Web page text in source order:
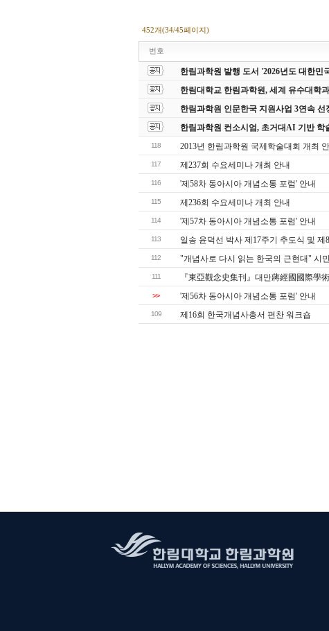
452개(34/45페이지)
번호
한림과학원 발행 도서 '2026년도 대한민
한림대학교 한림과학원, 세계 유수대학
한림과학원 인문한국 지원사업 3연속 선
한림과학원 컨소시엄, 초거대AI 기반 학
118 2013년 한림과학원 국제학술대회 개최
117 제237회 수요세미나 개최 안내
116 '제58차 동아시아 개념소통 포럼' 안내
115 제236회 수요세미나 개최 안내
114 '제57차 동아시아 개념소통 포럼' 안내
113 일송 윤덕선 박사 제17주기 추도식 및 제
112 "개념사로 다시 읽는 한국의 근현대" 시
111 『東亞觀念史集刊』대만蔣經國國際學
>> '제56차 동아시아 개념소통 포럼' 안내
109 제16회 한국개념사총서 편찬 워크숍